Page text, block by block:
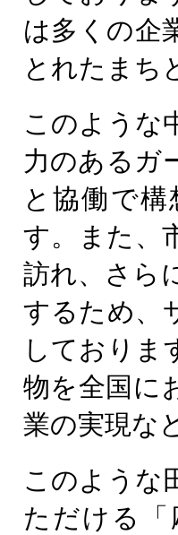
は多くの企
とれたまち
このような
力のあるガ
と協働で
す。また、
訪れ、さら
するため、
しておりま
物を全国に
業の実現な
このような
ただける